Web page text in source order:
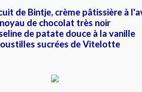
de Bintje, crème pâtissière à
noyau de chocolat très noir
de patate douce à la vanille
sucrées de Vitelotte